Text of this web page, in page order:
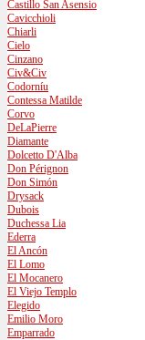
Castillo San Asensio
Cavicchioli
Chiarli
Cielo
Cinzano
Civ&Civ
Codorníu
Contessa Matilde
Corvo
DeLaPierre
Diamante
Dolcetto D'Alba
Don Pérignon
Don Simón
Drysack
Dubois
Duchessa Lia
Ederra
El Ancón
El Lomo
El Mocanero
El Viejo Templo
Elegido
Emilio Moro
Emparrado